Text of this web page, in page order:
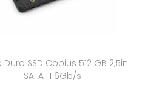
Duro SSD Copius 512 GB 2,5in
SATA III 6Gb/s